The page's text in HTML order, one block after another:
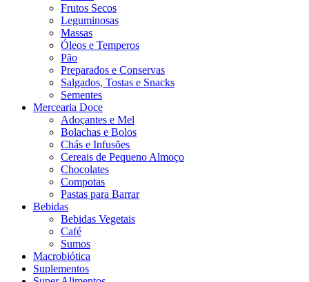
Frutos Secos
Leguminosas
Massas
Óleos e Temperos
Pão
Preparados e Conservas
Salgados, Tostas e Snacks
Sementes
Mercearia Doce
Adoçantes e Mel
Bolachas e Bolos
Chás e Infusões
Cereais de Pequeno Almoço
Chocolates
Compotas
Pastas para Barrar
Bebidas
Bebidas Vegetais
Café
Sumos
Macrobiótica
Suplementos